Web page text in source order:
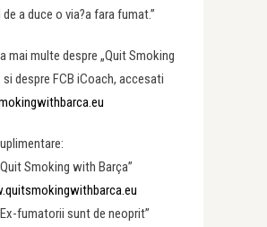
a duce o via?a fara fumat.”
mai multe despre „Quit Smoking
despre FCB iCoach, accesati
Smoking with Barça”
fumatorii sunt de neoprit”